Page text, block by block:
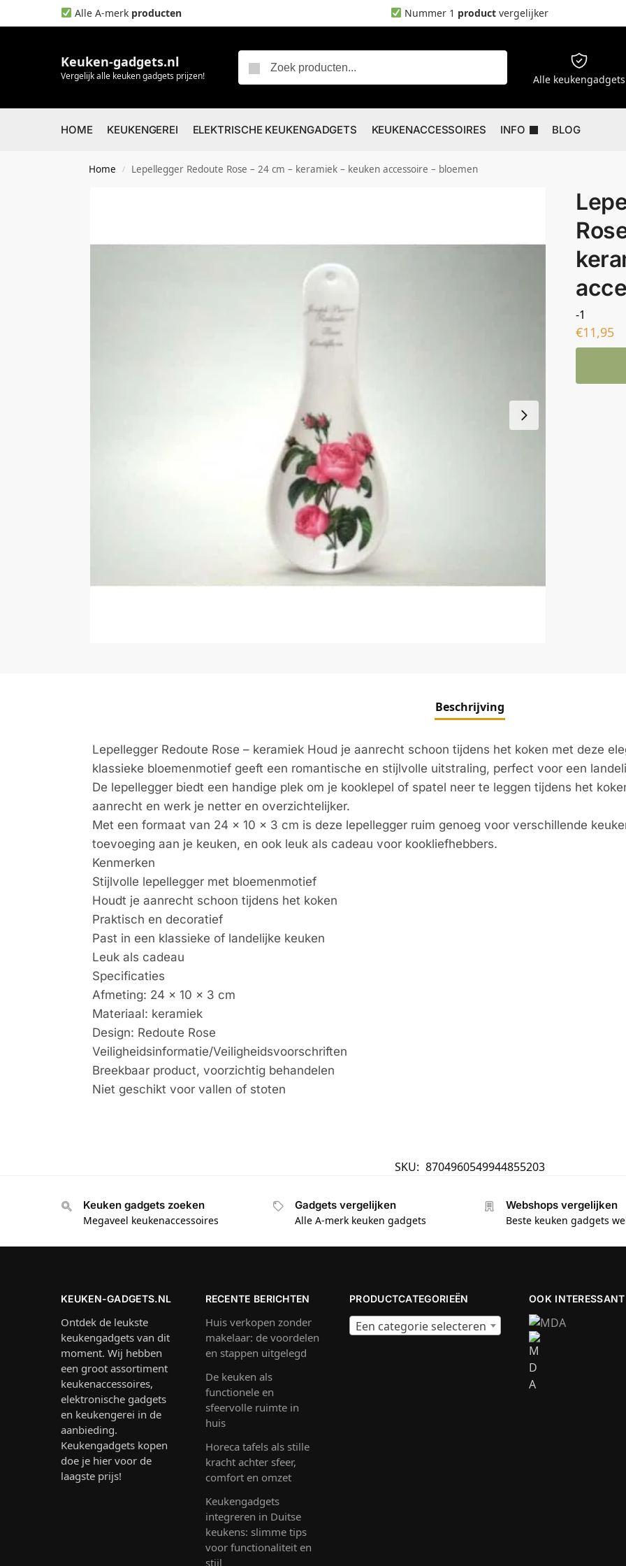
Alle A-merk producten Nummer 1 productvergelijker
Keuken-gadgets.nl
Vergelijk alle keuken gadgets prijzen! Alle keukengadgets
HOME KEUKENGEREI ELEKTRISCHE KEUKENGADGETS KEUKENACCESSOIRES INFO BLOG
Home / Lepellegger Redoute Rose – 24 cm – keramiek – keuken accessoire – bloemen
-1
€11,95
Beschrijving
Lepellegger Redoute Rose – keramiek Houd je aanrecht schoon tijdens het koken met deze
klassieke bloemenmotief geeft een romantische en stijlvolle uitstraling, perfect voor een
De lepellegger biedt een handige plek om je kooklepel of spatel neer te leggen tijdens het
aanrecht en werk je netter en overzichtelijker.
Met een formaat van 24 x 10 x 3 cm is deze lepellegger ruim genoeg voor verschillende
toevoeging aan je keuken, en ook leuk als cadeau voor kookliefhebbers.
Kenmerken
Stijlvolle lepellegger met bloemenmotief
Houdt je aanrecht schoon tijdens het koken
Praktisch en decoratief
Past in een klassieke of landelijke keuken
Leuk als cadeau
Specificaties
Afmeting: 24 x 10 x 3 cm
Materiaal: keramiek
Design: Redoute Rose
Veiligheidsinformatie/Veiligheidsvoorschriften
Breekbaar product, voorzichtig behandelen
Niet geschikt voor vallen of stoten
SKU: 8704960549944855203
Keuken gadgets zoeken
Megaveel keukenaccessoires
Gadgets vergelijken
Alle A-merk keuken gadgets
Webshops vergelijken
Beste keuken gadgets
KEUKEN-GADGETS.NL
Ontdek de leukste
keukengadgets van dit
moment. Wij hebben
een groot assortiment
keukenaccessoires,
elektronische gadgets
en keukengerei in de
aanbieding.
Keukengadgets kopen
doe je hier voor de
laagste prijs!
RECENTE BERICHTEN
Huis verkopen zonder
makelaar: de voordelen
en stappen uitgelegd
De keuken als
functionele en
sfeervolle ruimte in
huis
Horeca tafels als stille
kracht achter sfeer,
comfort en omzet
Keukengadgets
integreren in Duitse
keukens: slimme tips
voor functionaliteit en
stijl
PRODUCTCATEGORIEËN
Een categorie selecteren
OOK INTERESSANT